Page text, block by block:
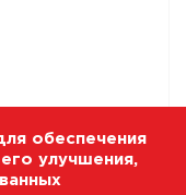
обеспечения
улучшения,